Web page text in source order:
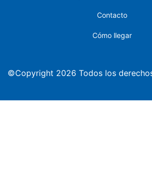
Contacto
Cómo llegar
©Copyright 2026 Todos los